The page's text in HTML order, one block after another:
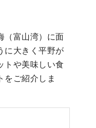
（富山湾）に面
に大きく平野が
トや美味しい食
をご紹介しま